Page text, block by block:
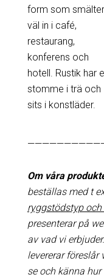
form som smälter
väl in i café,
restaurang,
konferens och
hotell. Rustik har
stomme i trä och
sits i konstläder.
Om våra
beställas med t
ryggstödstyp
presenterar på
av vad vi
levererar
se och känna